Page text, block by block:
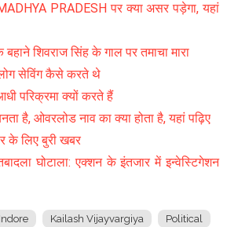
PRADESH पर क्या असर पड़ेगा, यहां
शिवराज सिंह के गाल पर तमाचा मारा
सेविंग कैसे करते थे
परिक्रमा क्यों करते हैं
है, ओवरलोड नाव का क्या होता है, यहां पढ़िए
के लिए बुरी खबर
घोटाला: एक्शन के इंतजार में इन्वेस्टिगेशन
Indore Kailash Vijayvargiya Political